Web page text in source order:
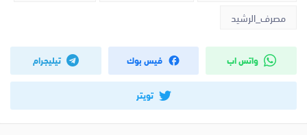
مصرف_الرشيد
واتس اب فيس بوك تيليجرام
تويتر